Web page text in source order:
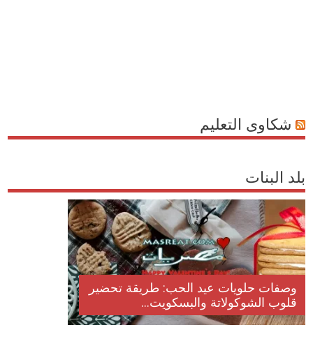
شكاوى التعليم
بلد البنات
وصفات حلويات عيد الحب: طريقة تحضير
قلوب الشوكولاتة والبسكويت...